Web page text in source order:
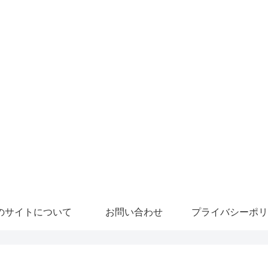
サイトについて お問い合わせ プライバシーポ